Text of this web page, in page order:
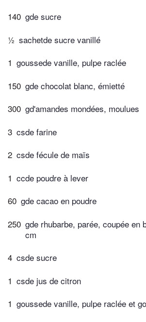
140 gde sucre
½ sachetde sucre vanillé
1 goussede vanille, pulpe raclée
150 gde chocolat blanc, émietté
300 gd'amandes mondées, moulues
3 csde farine
2 csde fécule de maïs
1 ccde poudre à lever
60 gde cacao en poudre
250 gde rhubarbe, parée, coupée en
cm
4 csde sucre
1 csde jus de citron
1 goussede vanille, pulpe raclée et